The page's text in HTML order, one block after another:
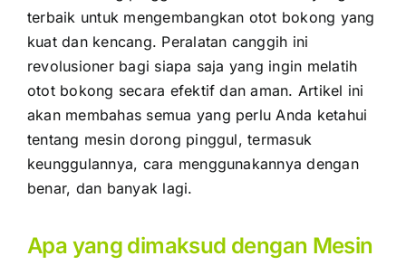
terbaik untuk mengembangkan otot bokong yang
kuat dan kencang. Peralatan canggih ini
revolusioner bagi siapa saja yang ingin melatih
otot bokong secara efektif dan aman. Artikel ini
akan membahas semua yang perlu Anda ketahui
tentang mesin dorong pinggul, termasuk
keunggulannya, cara menggunakannya dengan
benar, dan banyak lagi.
Apa yang dimaksud dengan Mesin